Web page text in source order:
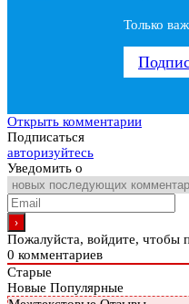
Только
Открыть комментарии
Подписаться
авторизуйтесь
Уведомить о
Пожалуйста, войдите, чтобы
0 комментариев
Старые
Новые Популярные